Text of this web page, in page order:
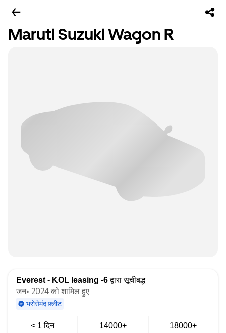
Maruti Suzuki Wagon R
Everest - KOL leasing -6द्वारा सूचीबद्ध
जन॰ 2024 को शामिल हुए
भरोसेमंद फ़्लीट
< 1 दिन 14000+ 18000+